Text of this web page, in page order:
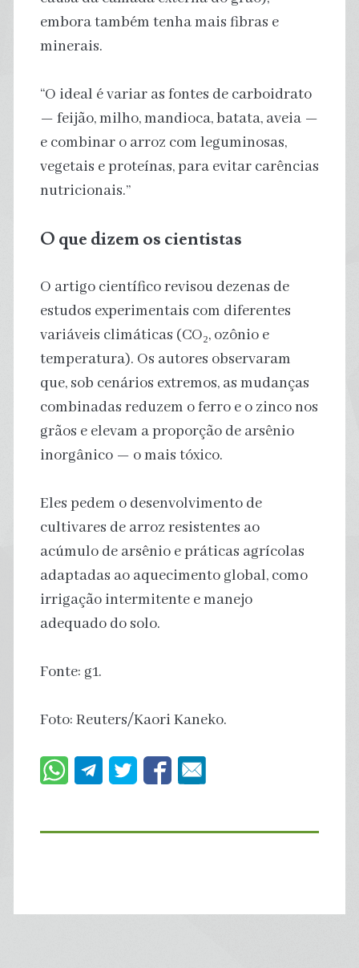
embora também tenha mais fibras e
minerais.
“O ideal é variar as fontes de carboidrato
— feijão, milho, mandioca, batata, aveia —
e combinar o arroz com leguminosas,
vegetais e proteínas, para evitar carências
nutricionais.”
O que dizem os cientistas
O artigo científico revisou dezenas de
estudos experimentais com diferentes
variáveis climáticas (CO₂, ozônio e
temperatura). Os autores observaram
que, sob cenários extremos, as mudanças
combinadas reduzem o ferro e o zinco nos
grãos e elevam a proporção de arsênio
inorgânico — o mais tóxico.
Eles pedem o desenvolvimento de
cultivares de arroz resistentes ao
acúmulo de arsênio e práticas agrícolas
adaptadas ao aquecimento global, como
irrigação intermitente e manejo
adequado do solo.
Fonte: g1.
Foto: Reuters/Kaori Kaneko.